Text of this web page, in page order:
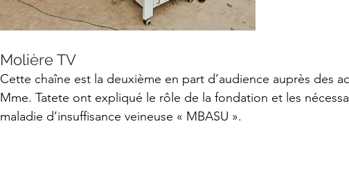
Molière TV
Cette chaîne est la deuxième en part d’audience auprès des
Mme. Tatete ont expliqué le rôle de la fondation et les
maladie d’insuffisance veineuse « MBASU ».